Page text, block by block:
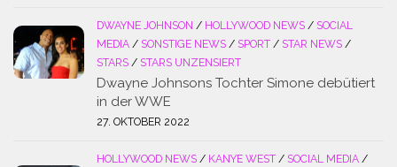
DWAYNE JOHNSON / HOLLYWOOD NEWS / SOCIAL
MEDIA / SONSTIGE NEWS / SPORT / STAR NEWS /
STARS / STARS UNZENSIERT
Dwayne Johnsons Tochter Simone debütiert
in der WWE
27. OKTOBER 2022
HOLLYWOOD NEWS / KANYE WEST / SOCIAL MEDIA /